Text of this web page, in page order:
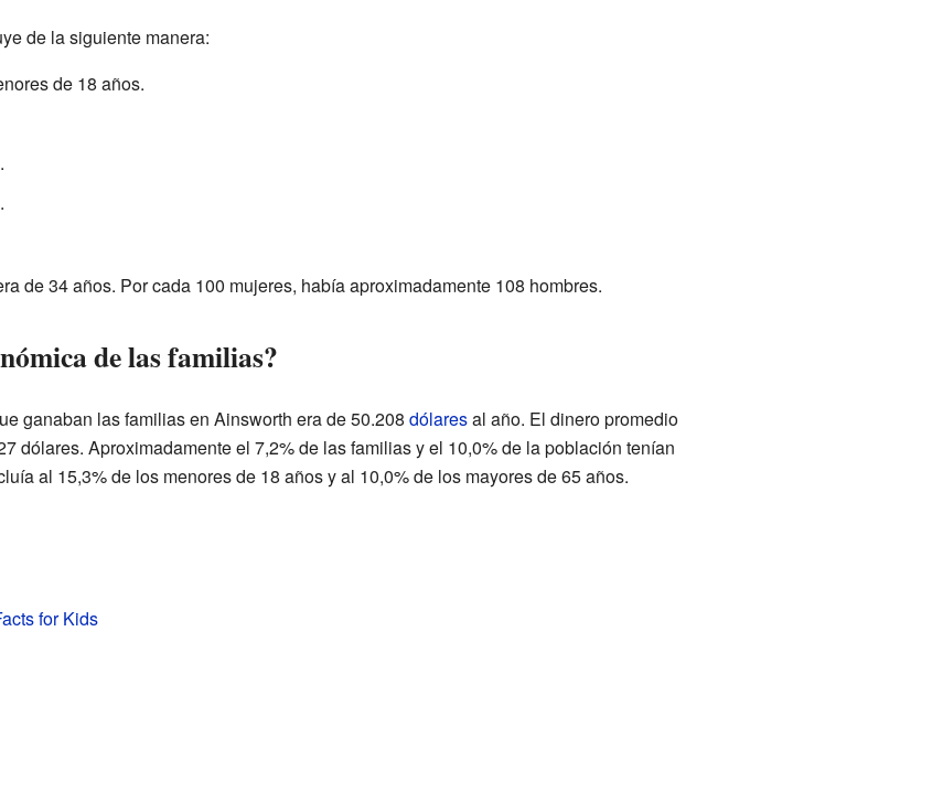
de la siguiente manera:
de 18 años.
de 34 años. Por cada 100 mujeres, había aproximadamente 108 hombres.
de las familias?
ganaban las familias en Ainsworth era de 50.208 dólaresal año. El dinero promedio
dólares. Aproximadamente el 7,2% de las familias y el 10,0% de la población tenían
al 15,3% de los menores de 18 años y al 10,0% de los mayores de 65 años.
for Kids